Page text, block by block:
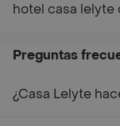
hotel casa lelyte
Preguntas
¿Casa Lelyte